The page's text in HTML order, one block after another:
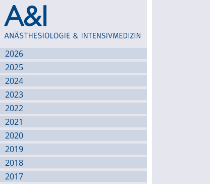
Archiv
2026
2025
2024
2023
2022
2021
2020
2019
2018
2017